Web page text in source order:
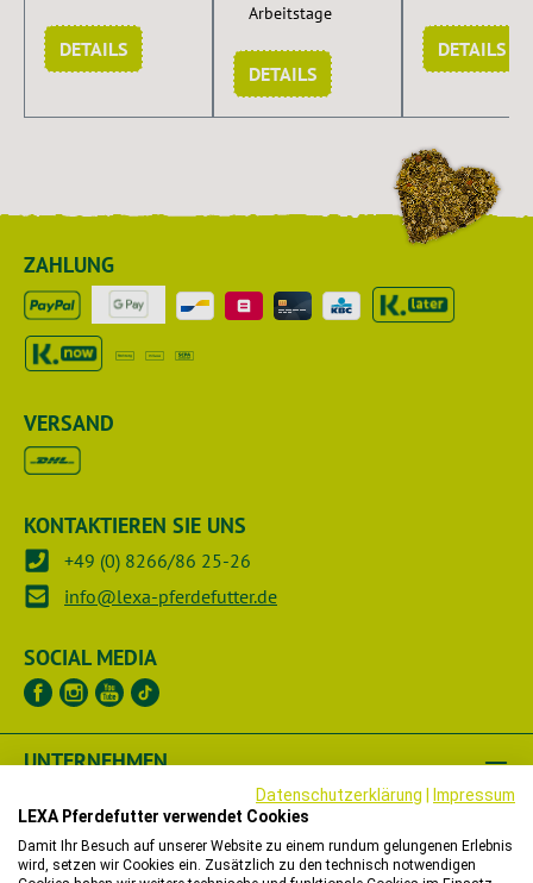
DETAILS
Arbeitstage
DETAILS
DETAILS
ZAHLUNG
VERSAND
KONTAKTIEREN SIE UNS
+49 (0) 8266/86 25-26
info@lexa-pferdefutter.de
SOCIAL MEDIA
UNTERNEHMEN
RECHTLICHES
HÄNDLER
Datenschutzerklärung
Impressum
LEXA Pferdefutter verwendet Cookies
Damit Ihr Besuch auf unserer Website zu einem rundum gelungenen Erlebnis
wird, setzen wir Cookies ein. Zusätzlich zu den technisch notwendigen